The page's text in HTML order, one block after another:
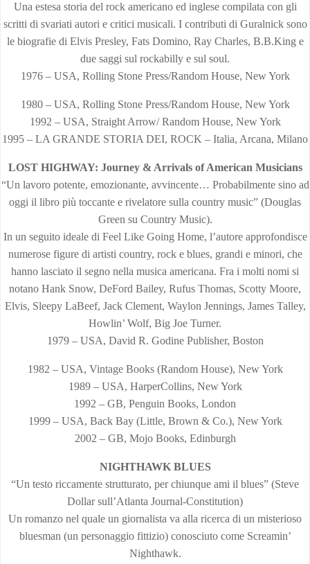
Una estesa storia del rock americano ed inglese compilata con gli
scritti di svariati autori e critici musicali. I contributi di Guralnick sono
le biografie di Elvis Presley, Fats Domino, Ray Charles, B.B.King e
due saggi sul rockabilly e sul soul.
1976 – USA, Rolling Stone Press/Random House, New York
1980 – USA, Rolling Stone Press/Random House, New York
1992 – USA, Straight Arrow/ Random House, New York
1995 – LA GRANDE STORIA DEI, ROCK – Italia, Arcana, Milano
LOST HIGHWAY: Journey & Arrivals of American Musicians
“Un lavoro potente, emozionante, avvincente… Probabilmente sino ad
oggi il libro più toccante e rivelatore sulla country music” (Douglas
Green su Country Music).
In un seguito ideale di Feel Like Going Home, l’autore approfondisce
numerose figure di artisti country, rock e blues, grandi e minori, che
hanno lasciato il segno nella musica americana. Fra i molti nomi si
notano Hank Snow, DeFord Bailey, Rufus Thomas, Scotty Moore,
Elvis, Sleepy LaBeef, Jack Clement, Waylon Jennings, James Talley,
Howlin’ Wolf, Big Joe Turner.
1979 – USA, David R. Godine Publisher, Boston
1982 – USA, Vintage Books (Random House), New York
1989 – USA, HarperCollins, New York
1992 – GB, Penguin Books, London
1999 – USA, Back Bay (Little, Brown & Co.), New York
2002 – GB, Mojo Books, Edinburgh
NIGHTHAWK BLUES
“Un testo riccamente strutturato, per chiunque ami il blues” (Steve
Dollar sull’Atlanta Journal-Constitution)
Un romanzo nel quale un giornalista va alla ricerca di un misterioso
bluesman (un personaggio fittizio) conosciuto come Screamin’
Nighthawk.